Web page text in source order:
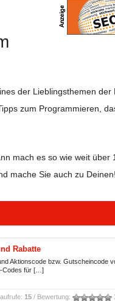
der Lieblingsthemen
zum Programmieren,
mach es so wie weit
mache Sie auch zu Deinen!
Rabatte
Aktionscode bzw. Gutscheincode
Codes für […]
15/ Bewertung: